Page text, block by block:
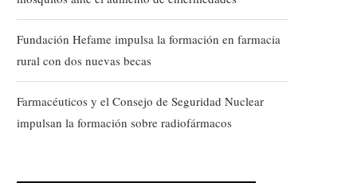
Fundación Hefame impulsa la formación en farmacia
rural con dos nuevas becas
Farmacéuticos y el Consejo de Seguridad Nuclear
impulsan la formación sobre radiofármacos